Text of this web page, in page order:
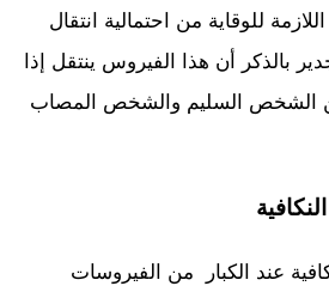
للوقاية من احتمالية انتقال
بالذكر أن هذا الفيروس ينتقل إذا
الشخص السليم والشخص المصاب
عند الكبار من الفيروسات